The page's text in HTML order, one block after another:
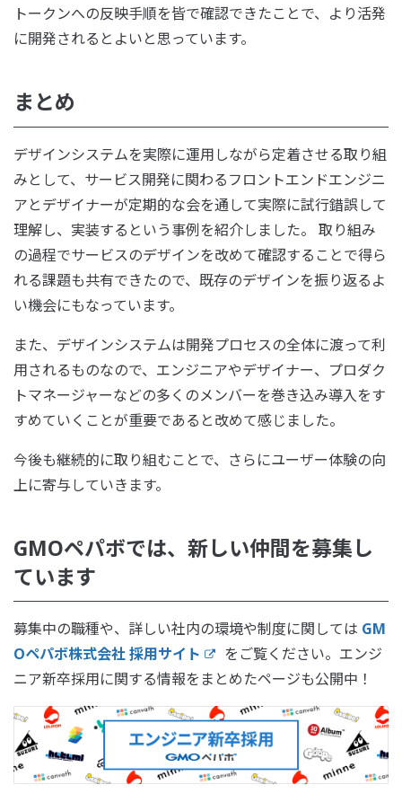
トークンへの反映手順を皆で確認できたことで、より活発
に開発されるとよいと思っています。
まとめ
デザインシステムを実際に運用しながら定着させる取り組
みとして、サービス開発に関わるフロントエンドエンジニ
アとデザイナーが定期的な会を通して実際に試行錯誤して
理解し、実装するという事例を紹介しました。 取り組み
の過程でサービスのデザインを改めて確認することで得ら
れる課題も共有できたので、既存のデザインを振り返るよ
い機会にもなっています。
また、デザインシステムは開発プロセスの全体に渡って利
用されるものなので、エンジニアやデザイナー、プロダク
トマネージャーなどの多くのメンバーを巻き込み導入をす
すめていくことが重要であると改めて感じました。
今後も継続的に取り組むことで、さらにユーザー体験の向
上に寄与していきます。
GMOペパボでは、新しい仲間を募集し
ています
募集中の職種や、詳しい社内の環境や制度に関しては GM
Oペパボ株式会社 採用サイト
をご覧ください。エンジ
ニア新卒採用に関する情報をまとめたページも公開中！